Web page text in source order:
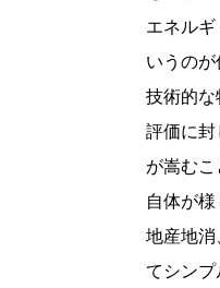
エネル
いうのが
技術的
評価に封
が嵩む
自体が様
地産地消
てシンプ